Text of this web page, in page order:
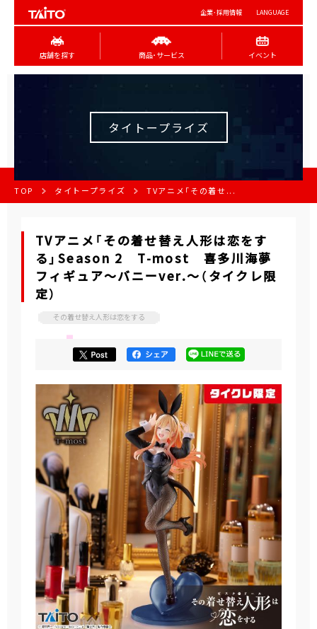
企業･採用情報 LANGUAGE
店舗を探す 商品･サービス イベント
タイトープライズ
TOP タイトープライズ TVアニメ「その着せ...
TVアニメ「その着せ替え人形は恋をす
る」Season 2 T-most 喜多川海夢
フィギュア～バニーver.～（タイクレ限
定）
その着せ替え人形は恋をする